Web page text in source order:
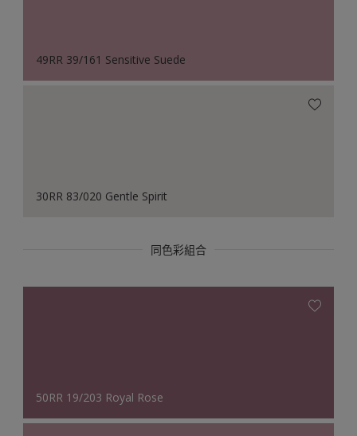
49RR 39/161 Sensitive Suede
30RR 83/020 Gentle Spirit
同色彩組合
50RR 19/203 Royal Rose